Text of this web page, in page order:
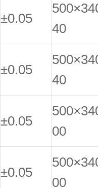
±0.05
40
±0.05
40
±0.05
00
±0.05
00